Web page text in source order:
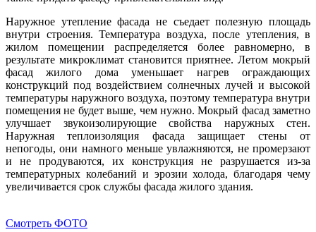
Наружное утепление фасада не съедает полезную площадь
внутри строения. Температура воздуха, после утепления, в
жилом помещении распределяется более равномерно, в
результате микроклимат становится приятнее. Летом мокрый
фасад жилого дома уменьшает нагрев ограждающих
конструкций под воздействием солнечных лучей и высокой
температуры наружного воздуха, поэтому температура внутри
помещения не будет выше, чем нужно. Мокрый фасад заметно
улучшает звукоизолирующие свойства наружных стен.
Наружная теплоизоляция фасада защищает стены от
непогоды, они намного меньше увлажняются, не промерзают
и не продуваются, их конструкция не разрушается из-за
температурных колебаний и эрозии холода, благодаря чему
увеличивается срок службы фасада жилого здания.
Смотреть ФОТО